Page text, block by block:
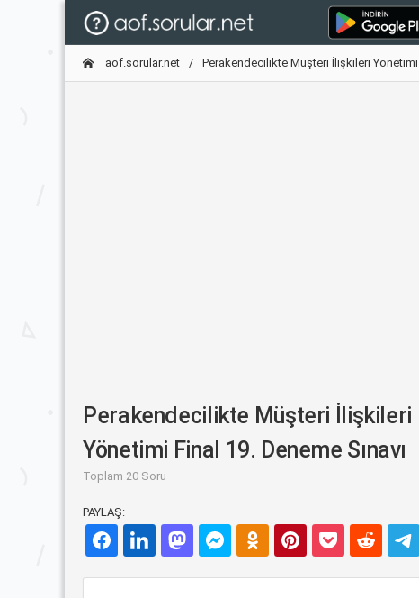
aof.sorular.net Perakendecilikte Müşteri İlişkileri Yönetimi
Perakendecilikte Müşteri İlişkileri
Yönetimi Final 19. Deneme Sınavı
Toplam 20 Soru
PAYLAŞ: